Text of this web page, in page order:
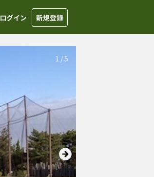
ログイン 新規登録
1 /5